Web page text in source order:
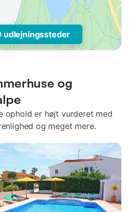
udlejningssteder
og
ophold er højt vurderet med
og meget mere.